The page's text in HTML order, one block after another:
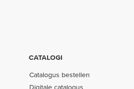
CATALOGI
Catalogus bestellen
Digitale catalogus